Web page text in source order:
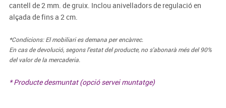
cantell de 2 mm. de gruix. Inclou anivelladors de regulació en
alçada de fins a 2 cm.
*Condicions: El mobiliari es demana per encàrrec.
En cas de devolució, segons l'estat del producte, no s'abonarà més del 90%
del valor de la mercaderia.
* Producte desmuntat (opció servei muntatge)